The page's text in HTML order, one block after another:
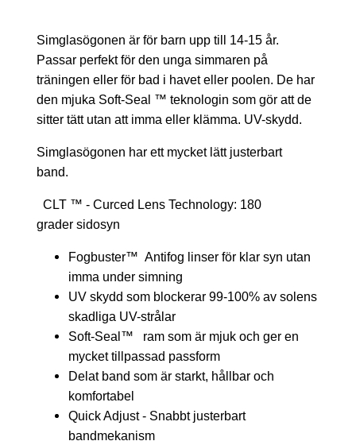
Simglasögonen är för barn upp till 14-15 år.
Passar perfekt för den unga simmaren på
träningen eller för bad i havet eller poolen. De har
den mjuka Soft-Seal ™ teknologin som gör att de
sitter tätt utan att imma eller klämma. UV-skydd.
Simglasögonen har ett mycket lätt justerbart
band.
CLT ™ - Curced Lens Technology: 180
grader sidosyn
Fogbuster™ Antifog linser för klar syn utan
imma under simning
UV skydd som blockerar 99-100% av solens
skadliga UV-strålar
Soft-Seal™ ram som är mjuk och ger en
mycket tillpassad passform
Delat band som är starkt, hållbar och
komfortabel
Quick Adjust - Snabbt justerbart
bandmekanism